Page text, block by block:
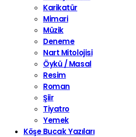
Karikatür
Mimari
Müzik
Deneme
Nart Mitolojisi
Öykü / Masal
Resim
Roman
Şiir
Tiyatro
Yemek
Köşe Bucak Yazıları